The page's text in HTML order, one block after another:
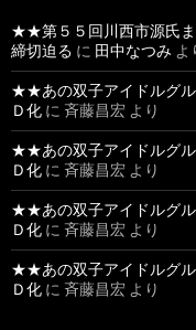
★★第５５回川西市源氏ま
締切迫る に 田中なつみ よ
★★あの双子アイドルグル
Ｄ化 に 斉藤昌宏 より
★★あの双子アイドルグル
Ｄ化 に 斉藤昌宏 より
★★あの双子アイドルグル
Ｄ化 に 斉藤昌宏 より
★★あの双子アイドルグル
Ｄ化 に 斉藤昌宏 より